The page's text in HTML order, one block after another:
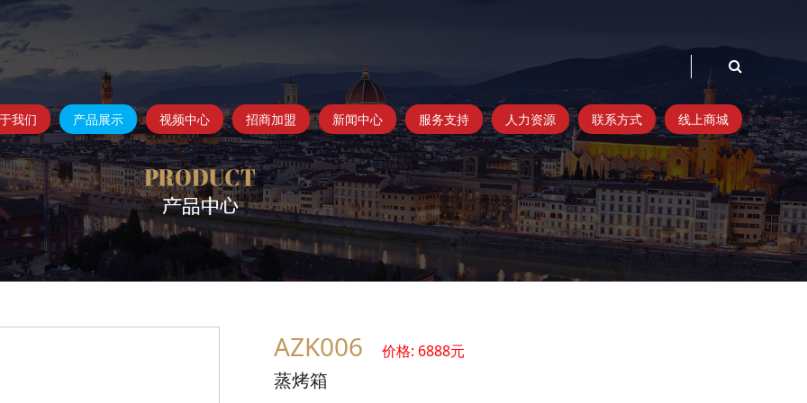
我们 产品展示 视频中心 招商加盟 新闻中心 服务支持 人力资源 联系方式 线上商城
AZK006 价格: 6888元
蒸烤箱